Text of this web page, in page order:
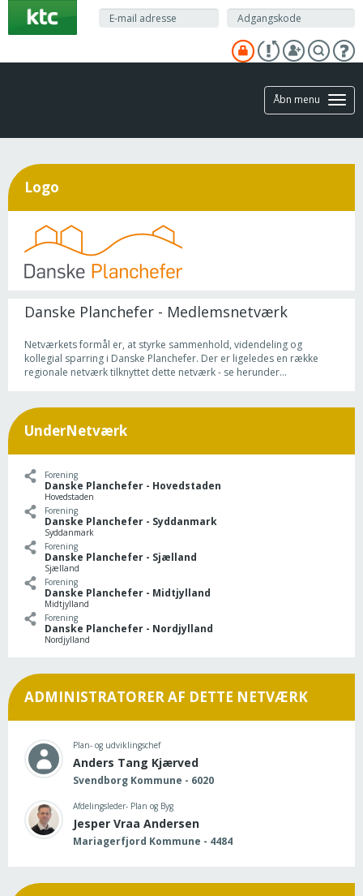
hovedindhold
Åbn menu
Logo
Danske Planchefer - Medlemsnetværk
Netværkets formål er, at styrke sammenhold, videndeling og
kollegial sparring i Danske Planchefer. Der er ligeledes en række
regionale netværk tilknyttet dette netværk - se herunder...
UnderNetværk
Forening
Danske Planchefer - Hovedstaden
Hovedstaden
Forening
Danske Planchefer - Syddanmark
Syddanmark
Forening
Danske Planchefer - Sjælland
Sjælland
Forening
Danske Planchefer - Midtjylland
Midtjylland
Forening
Danske Planchefer - Nordjylland
Nordjylland
ADMINISTRATORER AF DETTE NETVÆRK
Plan- og udviklingschef
Anders Tang Kjærved
Svendborg Kommune - 6020
Afdelingsleder- Plan og Byg
Jesper Vraa Andersen
Mariagerfjord Kommune - 4484